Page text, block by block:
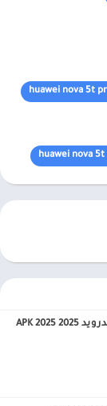
huawei nova 5t
huawei nova
تنزيل لعبه Farm Heroes Saga مهكرة للاندرويد APK 2025 2025